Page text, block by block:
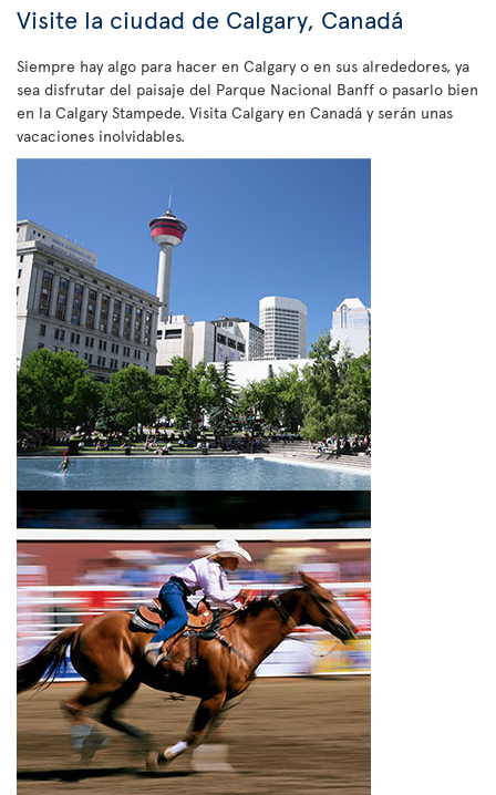
Visite la ciudad de Calgary, Canadá
Siempre hay algo para hacer en Calgary o en sus alrededores, ya
sea disfrutar del paisaje del Parque Nacional Banff o pasarlo bien
en la Calgary Stampede. Visita Calgary en Canadá y serán unas
vacaciones inolvidables.